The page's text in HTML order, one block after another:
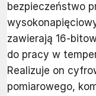
bezpieczeństwo
zawierają 16-
do pracy w
Realizuje on
pomiarowego,